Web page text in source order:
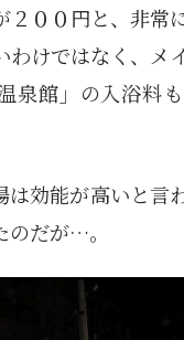
２００円と、非常
わけではなく、メ
泉館」の入浴料
は効能が高いと言
のだが…。